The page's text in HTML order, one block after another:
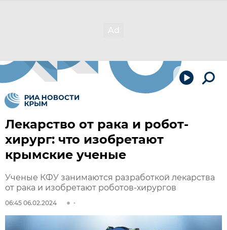
Лекарство от рака и робот-
хирург: что изобретают
крымские ученые
Ученые КФУ занимаются разработкой лекарства
от рака и изобретают роботов-хирургов
06:45 06.02.2024